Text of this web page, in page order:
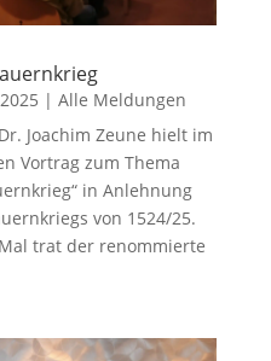
| Alle Meldungen
Joachim Zeune hielt im
Vortrag zum Thema
in Anlehnung
von 1524/25.
trat der renommierte